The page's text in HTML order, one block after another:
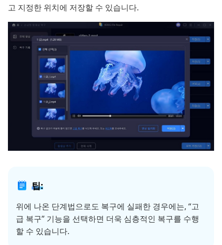
고 지정한 위치에 저장할 수 있습니다.
팁:
위에 나온 단계법으로도 복구에 실패한 경우에는, “고
급 복구” 기능을 선택하면 더욱 심층적인 복구를 수행
할 수 있습니다.